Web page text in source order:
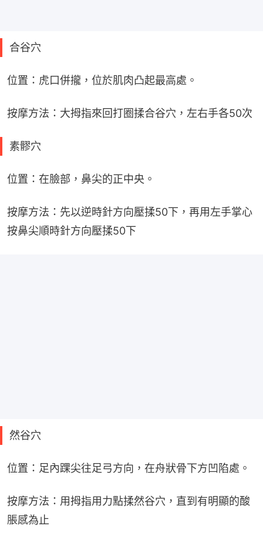
合谷穴
位置：虎口併攏，位於肌肉凸起最高處。
按摩方法：大拇指來回打圈揉合谷穴，左右手各50次
素髎穴
位置：在臉部，鼻尖的正中央。
按摩方法：先以逆時針方向壓揉50下，再用左手掌心
按鼻尖順時針方向壓揉50下
然谷穴
位置：足內踝尖往足弓方向，在舟狀骨下方凹陷處。
按摩方法：用拇指用力點揉然谷穴，直到有明顯的酸
脹感為止